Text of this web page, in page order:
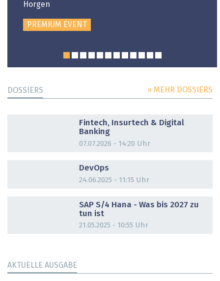
Horgen
PREMIUM EVENT
DOSSIERS » MEHR DOSSIERS
Fintech, Insurtech & Digital
Banking
07.07.2026 - 14:20 Uhr
DevOps
24.06.2025 - 11:15 Uhr
SAP S/4 Hana - Was bis 2027 zu
tun ist
21.05.2025 - 10:55 Uhr
AKTUELLE AUSGABE